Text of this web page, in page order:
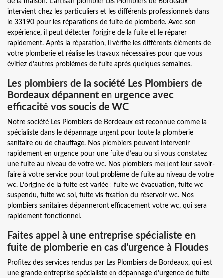
intervient chez les particuliers et les différents professionnels dans
le 33190 pour les réparations de fuite de plomberie. Avec son
expérience, il peut détecter l’origine de la fuite et le réparer
rapidement. Après la réparation, il vérifie les différents éléments de
votre plomberie et réalise les travaux nécessaires pour que vous
évitiez d’autres problèmes de fuite après quelques semaines.
Les plombiers de la société Les Plombiers de
Bordeaux dépannent en urgence avec
efficacité vos soucis de WC
Notre société Les Plombiers de Bordeaux est reconnue comme la
spécialiste dans le dépannage urgent pour toute la plomberie
sanitaire ou de chauffage. Nos plombiers peuvent intervenir
rapidement en urgence pour une fuite d’eau ou si vous constatez
une fuite au niveau de votre wc. Nos plombiers mettent leur savoir-
faire à votre service pour tout problème de fuite au niveau de votre
wc. L’origine de la fuite est variée : fuite wc évacuation, fuite wc
suspendu, fuite wc sol, fuite vis fixation du réservoir wc. Nos
plombiers sanitaires dépanneront efficacement votre wc, qui sera
rapidement fonctionnel.
Faites appel à une entreprise spécialiste en
fuite de plomberie en cas d’urgence à Floudes
Profitez des services rendus par Les Plombiers de Bordeaux, qui est
une grande entreprise spécialiste en dépannage d’urgence de fuite